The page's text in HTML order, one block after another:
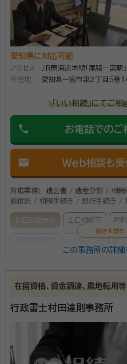
った業務に取り組んでいます。
行政書士
所属団体：愛知県行政書士会
愛知県に対応可能
アクセス
JR東海道本線「尾張一宮駅
所在地
愛知県一宮市泉2丁目5番
\「いい相続」にてご
phone お電話でのご
mail Web相談も受
対応業務：
遺言書 / 遺産分割 / 相
族信託 / 相続手続き / 銀行手続き /
初回面談無料 土日相談可 電
は注力し、個人から経営者、事
や外国人在留資格申請などの業
の相続における許認可等の事業
という点ではなく線でのお手伝
ッフ7名が在籍し法人化を視野に
この事務所の詳細
在留資格、資金調達、農地転用
行政書士村田達則事務所